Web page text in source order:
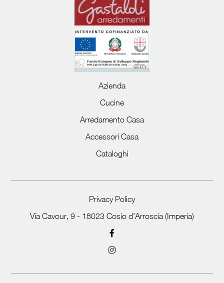
Azienda
Cucine
Arredamento Casa
Accessori Casa
Cataloghi
Privacy Policy
Via Cavour, 9 - 18023 Cosio d'Arroscia (Imperia)